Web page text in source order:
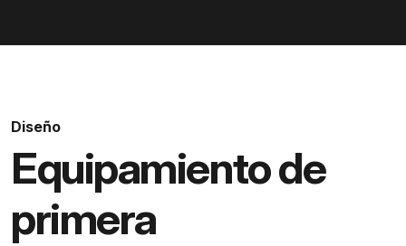
Diseño
Equipamiento de
primera